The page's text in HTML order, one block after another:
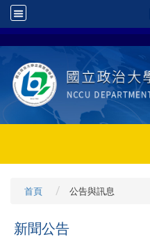
首頁 公告與訊息
新聞公告